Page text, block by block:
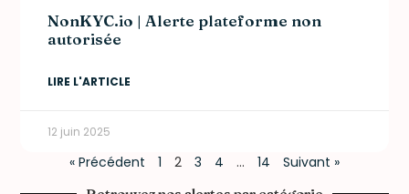
NonKYC.io | Alerte plateforme non
autorisée
LIRE L'ARTICLE
12 juin 2025
« Précédent 1 2 3 4 … 14 Suivant »